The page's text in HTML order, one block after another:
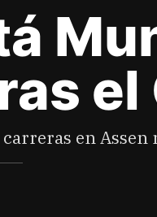
el
en